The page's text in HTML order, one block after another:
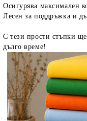
Осигурява максимален
Лесен за поддръжка и
С тези прости стъпки
дълго време!